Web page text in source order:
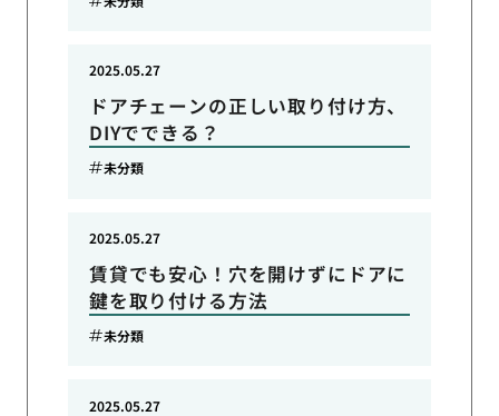
ドアチェーンの正しい取り付け方、
DIYでできる？
2025.05.27
未分類
賃貸でも安心！穴を開けずにドアに
鍵を取り付ける方法
2025.05.27
未分類
2025.05.27